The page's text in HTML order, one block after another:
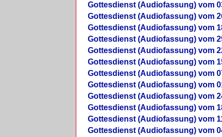
Gottesdienst (Audiofassung) vom
Gottesdienst (Audiofassung) vom
Gottesdienst (Audiofassung) vom
Gottesdienst (Audiofassung) vom
Gottesdienst (Audiofassung) vom
Gottesdienst (Audiofassung) vom
Gottesdienst (Audiofassung) vom
Gottesdienst (Audiofassung) vom
Gottesdienst (Audiofassung) vom
Gottesdienst (Audiofassung) vom
Gottesdienst (Audiofassung) vom
Gottesdienst (Audiofassung) vom